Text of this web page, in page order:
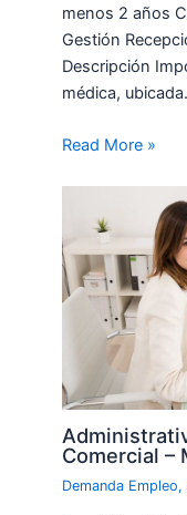
menos 2 años
Gestión
Descripción
médica,
Read More »
Comercial –
Demanda Empleo,